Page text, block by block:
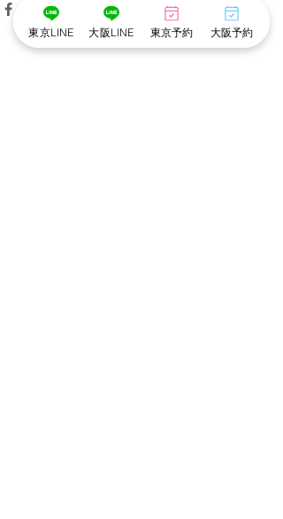
東京LINE 大阪LINE 東京予約 大阪予約